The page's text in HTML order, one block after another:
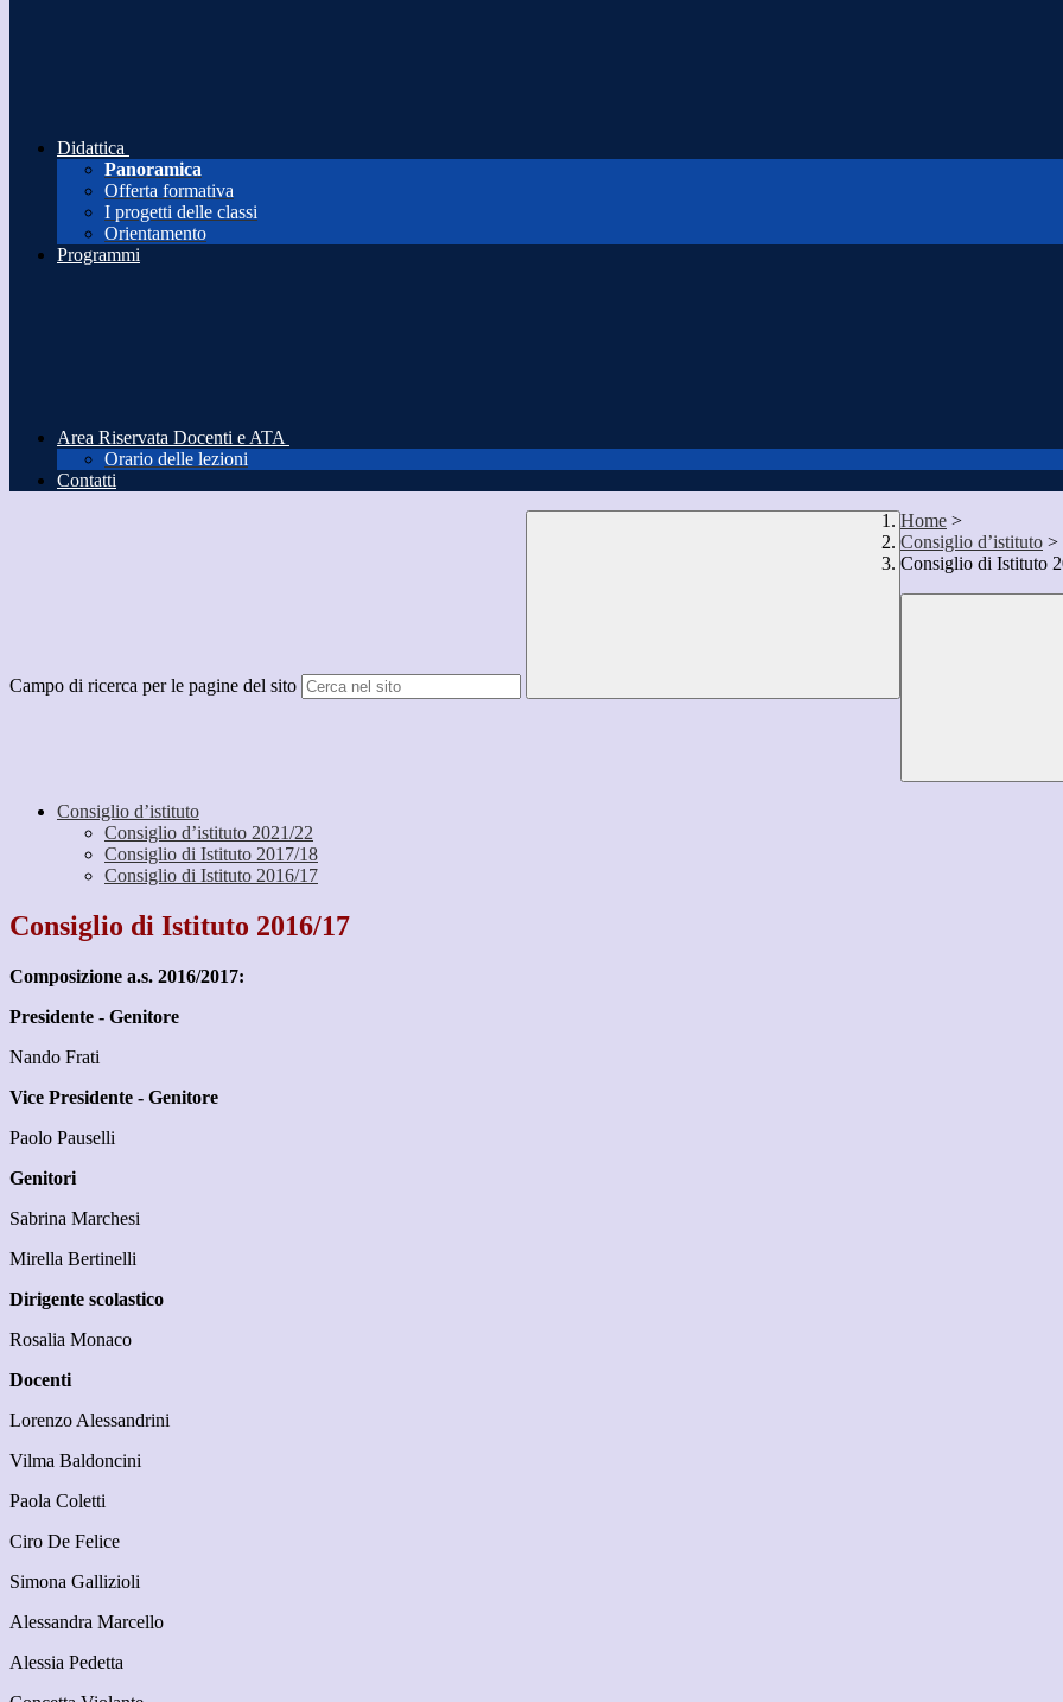
Didattica
Panoramica
Offerta formativa
I progetti delle classi
Orientamento
Programmi
Area Riservata Docenti e ATA
Orario delle lezioni
Contatti
Campo di ricerca per le pagine del sito
Home >
Consiglio d’istituto >
Consiglio di Istituto
Consiglio d’istituto
Consiglio d’istituto 2021/22
Consiglio di Istituto 2017/18
Consiglio di Istituto 2016/17
Consiglio di Istituto 2016/17
Composizione a.s. 2016/2017:
Presidente - Genitore
Nando Frati
Vice Presidente - Genitore
Paolo Pauselli
Genitori
Sabrina Marchesi
Mirella Bertinelli
Dirigente scolastico
Rosalia Monaco
Docenti
Lorenzo Alessandrini
Vilma Baldoncini
Paola Coletti
Ciro De Felice
Simona Gallizioli
Alessandra Marcello
Alessia Pedetta